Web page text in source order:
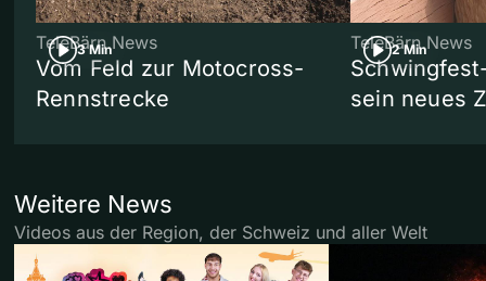
3 Min
TeleBärn News
Vom Feld zur Motocross-
Rennstrecke
2 Min
TeleBärn News
sein neues
Weitere News
Videos aus der Region, der Schweiz und aller Welt